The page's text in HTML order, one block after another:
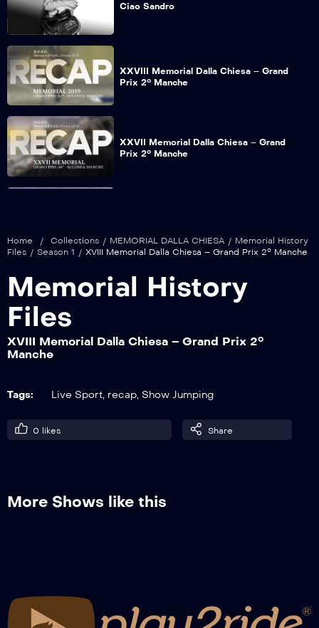
Ciao Sandro
XXVIII Memorial Dalla Chiesa – Grand
Prix 2° Manche
XXVII Memorial Dalla Chiesa – Grand
Prix 2° Manche
XXIV Memorial Dalla Chiesa – Grand Prix
2° Manche
XXI Memorial Dalla Chiesa – Grand Prix
XX Memorial Dalla Chiesa – Grand Prix
2° Manche
Home / Collections / MEMORIAL DALLA CHIESA / Memorial History
Files / Season 1 / XVIII Memorial Dalla Chiesa – Grand Prix 2° Manche
Memorial History
Files
XVIII Memorial Dalla Chiesa – Grand Prix 2°
Manche
Tags: Live Sport, recap, Show Jumping
0 likes Share
More Shows like this